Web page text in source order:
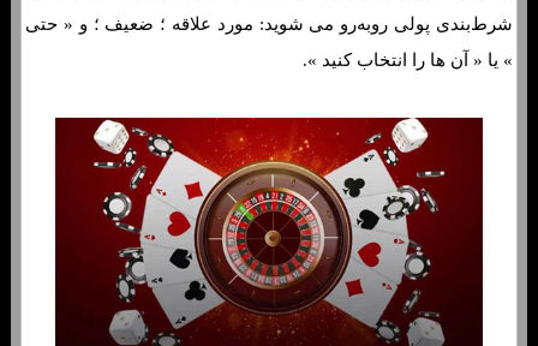
شرط‌بندی پولی روبه‌رو می شوید: مورد علاقه ؛ ضعیف ؛ و « حتی
» یا « آن ها را انتخاب کنید ».